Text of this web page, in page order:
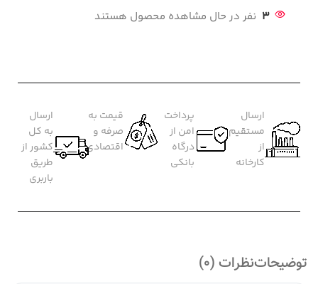
3 نفر در حال مشاهده محصول هستند
ارسال
مستقیم
از
کارخانه
پرداخت
امن از
درگاه
بانکی
قیمت به
صرفه و
اقتصادی
ارسال
به کل
کشور از
طریق
باربری
توضیحاتنظرات (0)